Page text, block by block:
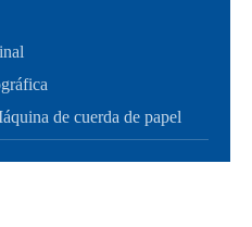
de cuerda de papel